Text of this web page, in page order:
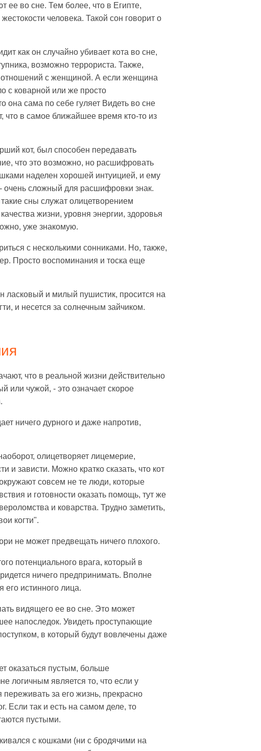
ее во сне. Тем более, что в Египте,
человека. Такой сон говорит о
как он случайно убивает кота во сне,
возможно террориста. Также,
отношений с женщиной. А если женщина
с коварной или же просто
она сама по себе гуляет Видеть во сне
что в самое ближайшее время кто-то из
кот, был способен передавать
что это возможно, но расшифровать
наделен хорошей интуицией, и ему
очень сложный для расшифровки знак.
сны служат олицетворением
жизни, уровня энергии, здоровья
уже знакомую.
с несколькими сонниками. Но, также,
Просто воспоминания и тоска еще
ласковый и милый пушистик, просится на
и несется за солнечным зайчиком.
что в реальной жизни действительно
или чужой, - это означает скорое
ничего дурного и даже напротив,
олицетворяет лицемерие,
и зависти. Можно кратко сказать, что кот
совсем не те люди, которые
и готовности оказать помощь, тут же
и коварства. Трудно заметить,
когти".
не может предвещать ничего плохого.
потенциального врага, который в
ничего предпринимать. Вполне
его истинного лица.
видящего ее во сне. Это может
напоследок. Увидеть проступающие
в который будут вовлечены даже
оказаться пустым, больше
логичным является то, что если у
за его жизнь, прекрасно
Если так и есть на самом деле, то
пустыми.
с кошками (ни с бродячими на